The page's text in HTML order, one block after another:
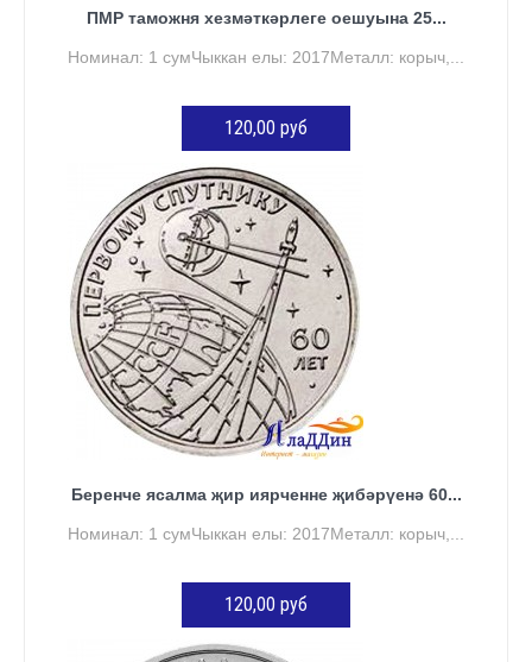
ПМР таможня хезмәткәрлеге оешуына 25...
Номинал: 1 сумЧыккан елы: 2017Металл: корыч,...
120,00 руб
КӘРҖИНГӘ ӨСТӘҮ
Беренче ясалма җир иярченне җибәрүенә 60...
Номинал: 1 сумЧыккан елы: 2017Металл: корыч,...
120,00 руб
КӘРҖИНГӘ ӨСТӘҮ